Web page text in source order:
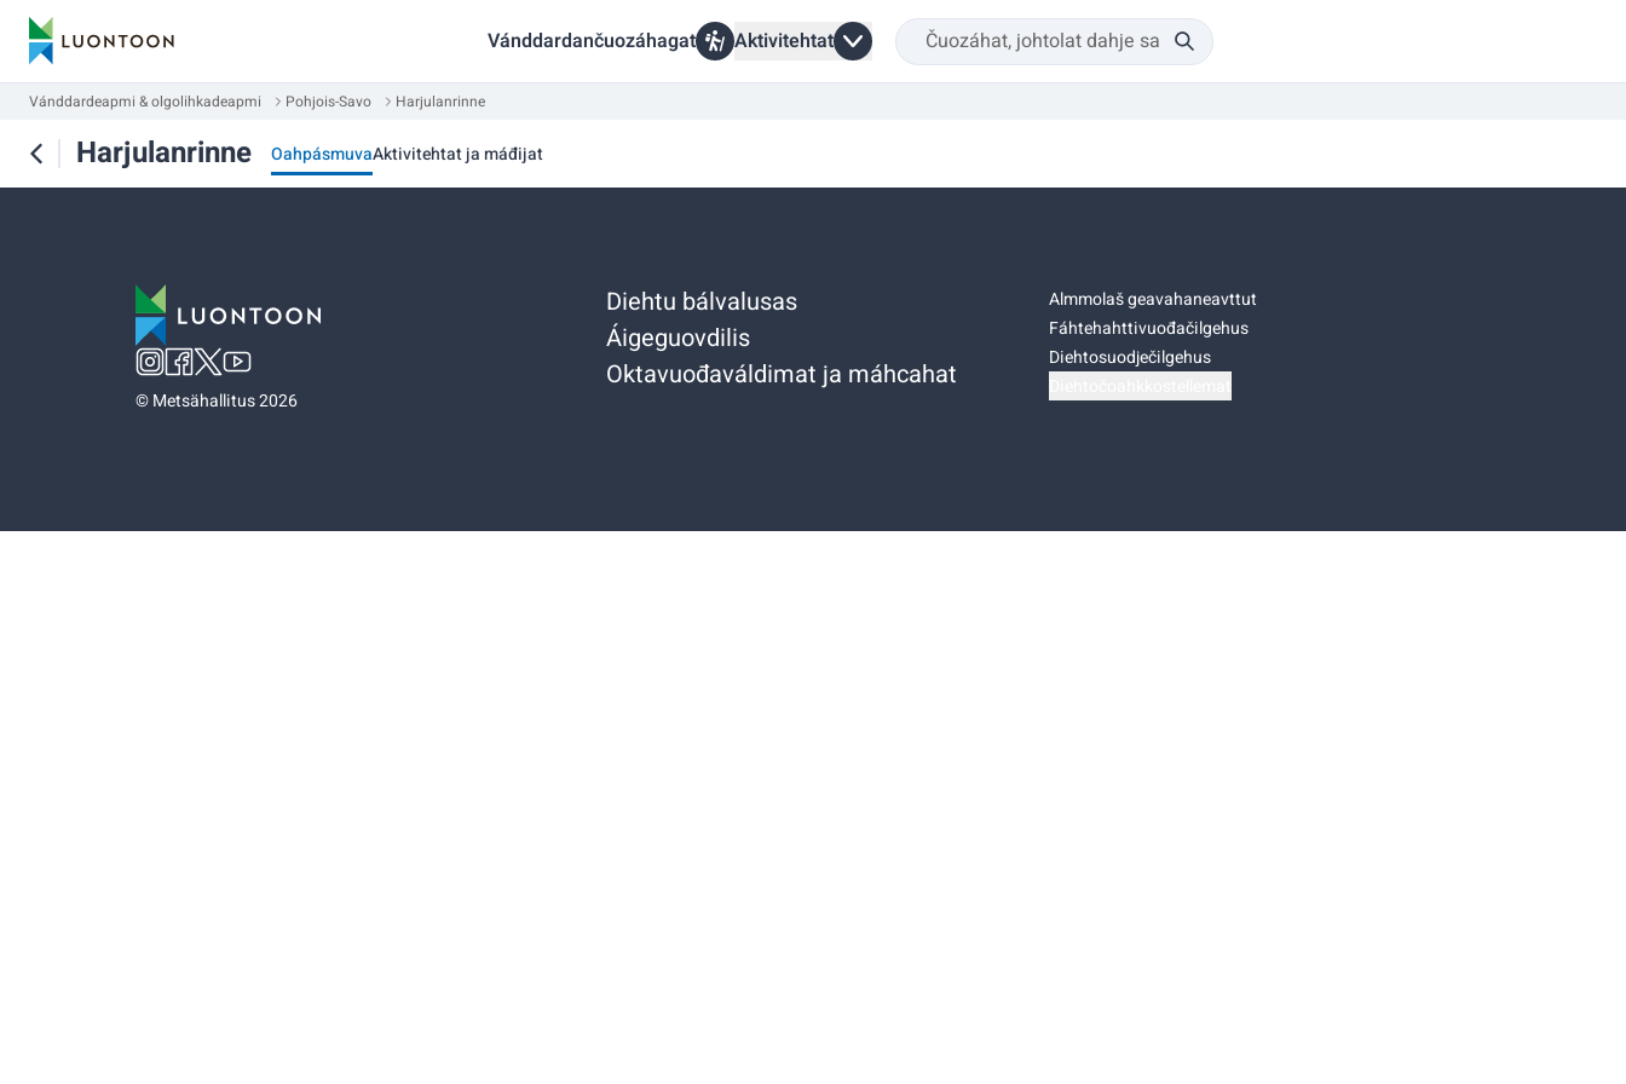
Vánddardančuozáhagat Aktivitehtat
Vánddardeapmi & olgolihkadeapmi Pohjois-Savo Harjulanrinne
Harjulanrinne OahpásmuvaAktivitehtat ja máđijat
©Metsähallitus 2026
Diehtu bálvalusas
Áigeguovdilis
Oktavuođaváldimat ja máhcahat
Almmolaš geavahaneavttut
Fáhtehahttivuođačilgehus
Diehtosuodječilgehus